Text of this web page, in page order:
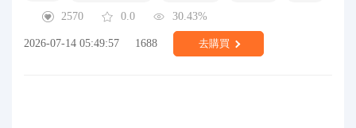
2570
0.0 30.43%
2026-07-14 05:49:57 1688 去購買